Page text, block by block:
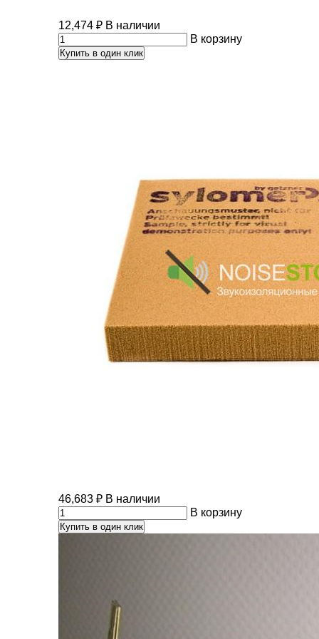
12,474 ₽ В наличии
В корзину
Купить в один клик
46,683 ₽ В наличии
В корзину
Купить в один клик